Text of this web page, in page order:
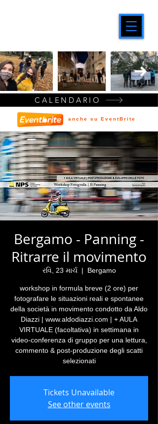
Bergamo - Panning -
Ritrarre il movimento
રવિ, 23 માર્ચ
  |
Bergamo
workshop in formula breve (2 ore) per
fotografare le situazioni reali e spontanee
della società in movimento condotto da Aldo
Diazzi | www.aldodiazzi.com | + AULA
VIRTUALE (facoltativa) in settimana in
video-conferenza di gruppo per una lettura,
commento & post-produzione degli scatti
selezionati
Tickets Unavailable
See other events
CALENDARIO
anche su EventBrite